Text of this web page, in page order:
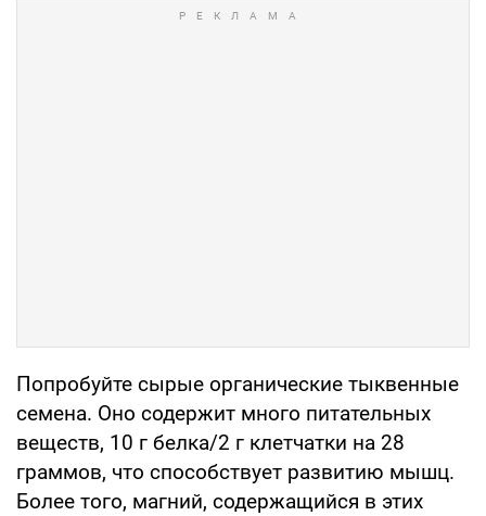
Попробуйте сырые органические тыквенные
семена. Оно содержит много питательных
веществ, 10 г белка/2 г клетчатки на 28
граммов, что способствует развитию мышц.
Более того, магний, содержащийся в этих